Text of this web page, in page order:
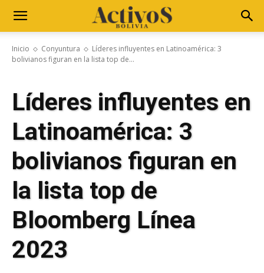
Inicio Conyuntura
Líderes influyentes en Latinoamérica: 3
bolivianos figuran en la lista top de...
Líderes influyentes en
Latinoamérica: 3
bolivianos figuran en
la lista top de
Bloomberg Línea
2023